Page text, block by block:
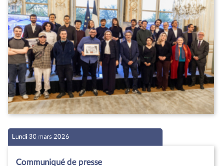
Lundi 30 mars 2026
Communiqué de presse